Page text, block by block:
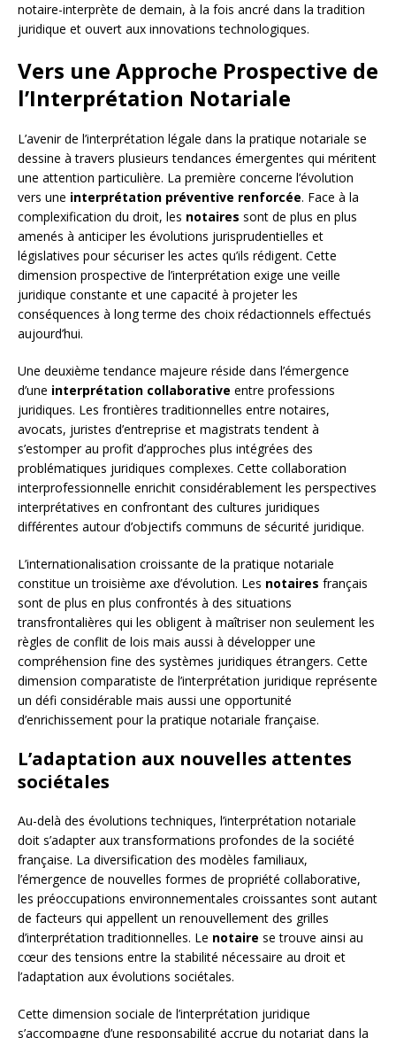
notaire-interprète de demain, à la fois ancré dans la tradition
juridique et ouvert aux innovations technologiques.
Vers une Approche Prospective de
l’Interprétation Notariale
L’avenir de l’interprétation légale dans la pratique notariale se
dessine à travers plusieurs tendances émergentes qui méritent
une attention particulière. La première concerne l’évolution
vers une interprétation préventive renforcée. Face à la
complexification du droit, les notaires sont de plus en plus
amenés à anticiper les évolutions jurisprudentielles et
législatives pour sécuriser les actes qu’ils rédigent. Cette
dimension prospective de l’interprétation exige une veille
juridique constante et une capacité à projeter les
conséquences à long terme des choix rédactionnels effectués
aujourd’hui.
Une deuxième tendance majeure réside dans l’émergence
d’une interprétation collaborative entre professions
juridiques. Les frontières traditionnelles entre notaires,
avocats, juristes d’entreprise et magistrats tendent à
s’estomper au profit d’approches plus intégrées des
problématiques juridiques complexes. Cette collaboration
interprofessionnelle enrichit considérablement les perspectives
interprétatives en confrontant des cultures juridiques
différentes autour d’objectifs communs de sécurité juridique.
L’internationalisation croissante de la pratique notariale
constitue un troisième axe d’évolution. Les notaires français
sont de plus en plus confrontés à des situations
transfrontalières qui les obligent à maîtriser non seulement les
règles de conflit de lois mais aussi à développer une
compréhension fine des systèmes juridiques étrangers. Cette
dimension comparatiste de l’interprétation juridique représente
un défi considérable mais aussi une opportunité
d’enrichissement pour la pratique notariale française.
L’adaptation aux nouvelles attentes
sociétales
Au-delà des évolutions techniques, l’interprétation notariale
doit s’adapter aux transformations profondes de la société
française. La diversification des modèles familiaux,
l’émergence de nouvelles formes de propriété collaborative,
les préoccupations environnementales croissantes sont autant
de facteurs qui appellent un renouvellement des grilles
d’interprétation traditionnelles. Le notaire se trouve ainsi au
cœur des tensions entre la stabilité nécessaire au droit et
l’adaptation aux évolutions sociétales.
Cette dimension sociale de l’interprétation juridique
s’accompagne d’une responsabilité accrue du notariat dans la